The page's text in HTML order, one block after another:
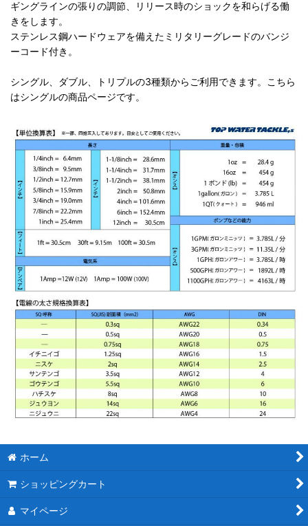
ギングラインの張りの調節、リリース時のショックを和らげる働
きをします。
ステンレス鋼ハードウェアを備えたミリタリーグレードのバンジ
ーコード付き。
シングル、ダブル、トリプルの3種類からご利用できます。こちら
はシングルの商品ページです。
ホーム
ショッピングカート
マイページ